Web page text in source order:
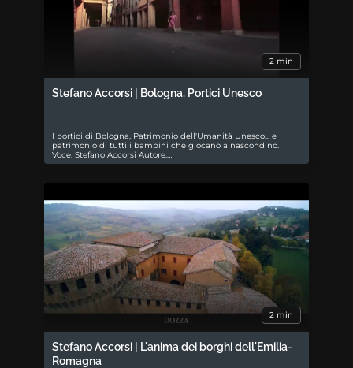
2 min
Stefano Accorsi | Bologna, Portici Unesco
I portici di Bologna, Patrimonio dell'Umanità Unesco... e
patrimonio di tutti i bambini che giocano a nascondino.
Voce: Stefano Accorsi Autore:…
2 min
Stefano Accorsi | L'anima dei borghi dell'Emilia-
Romagna